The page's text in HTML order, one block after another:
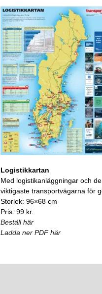
Logistikkartan
Med logistikanläggningar och de
viktigaste transportvägarna för
Storlek: 96×68 cm
Pris: 99 kr.
Beställ här
Ladda ner PDF här